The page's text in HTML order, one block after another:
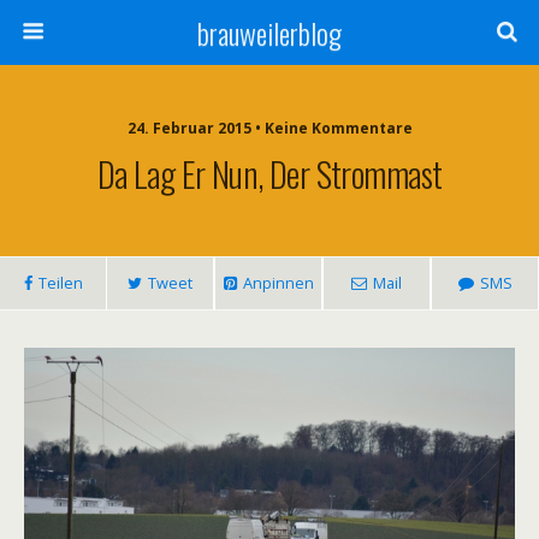
brauweilerblog
24. Februar 2015 • Keine Kommentare
Da Lag Er Nun, Der Strommast
Teilen Tweet Anpinnen Mail SMS